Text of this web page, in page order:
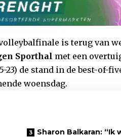
is terug van
Sporthal met een
23) de stand in de best-of-
woensdag.
Sharon Balkaran: “Ik